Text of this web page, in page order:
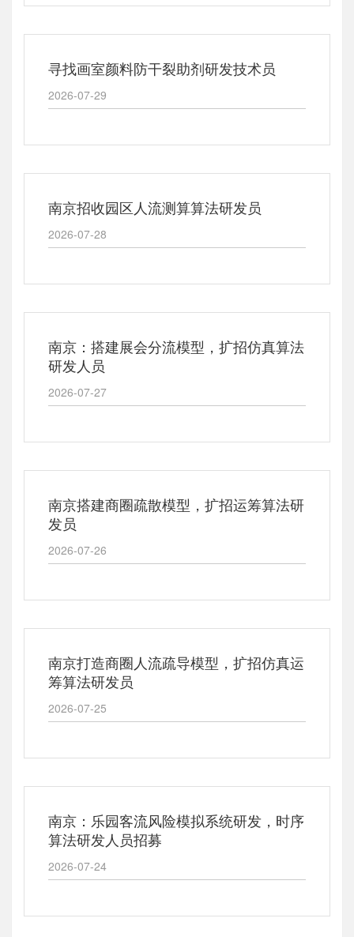
寻找画室颜料防干裂助剂研发技术员
2026-07-29
南京招收园区人流测算算法研发员
2026-07-28
南京：搭建展会分流模型，扩招仿真算法
研发人员
2026-07-27
南京搭建商圈疏散模型，扩招运筹算法研
发员
2026-07-26
南京打造商圈人流疏导模型，扩招仿真运
筹算法研发员
2026-07-25
南京：乐园客流风险模拟系统研发，时序
算法研发人员招募
2026-07-24